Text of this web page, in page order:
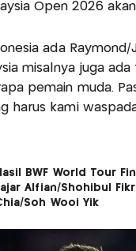
Open 2026
ada Raymond/
misalnya juga
pemain muda.
harus kami
BWF World Tour
Alfian/Shohibul
Soh Wooi Yik